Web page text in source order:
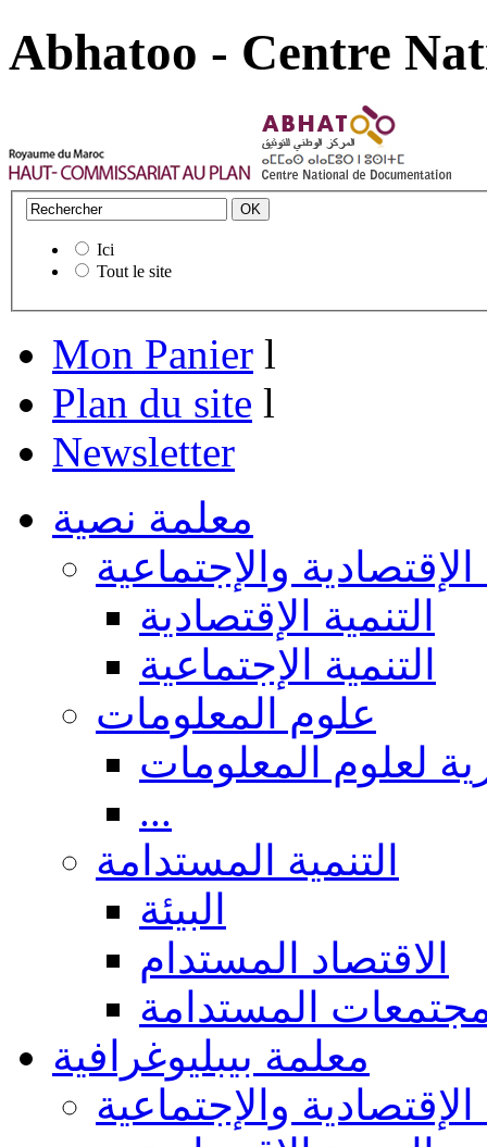
Abhatoo - Centre
Ici
Tout le site
Mon Panier l
Plan du site l
Newsletter
معلمة نصية
الإقتصادية والإجتماعية
التنمية الإقتصادية
التنمية الإجتماعية
علوم المعلومات
لعلوم المعلومات
...
التنمية المستدامة
البيئة
الاقتصاد المستدام
المستدامة
معلمة بيبليوغرافية
الإقتصادية والإجتماعية